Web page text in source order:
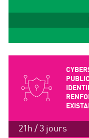
21h / 3 jours